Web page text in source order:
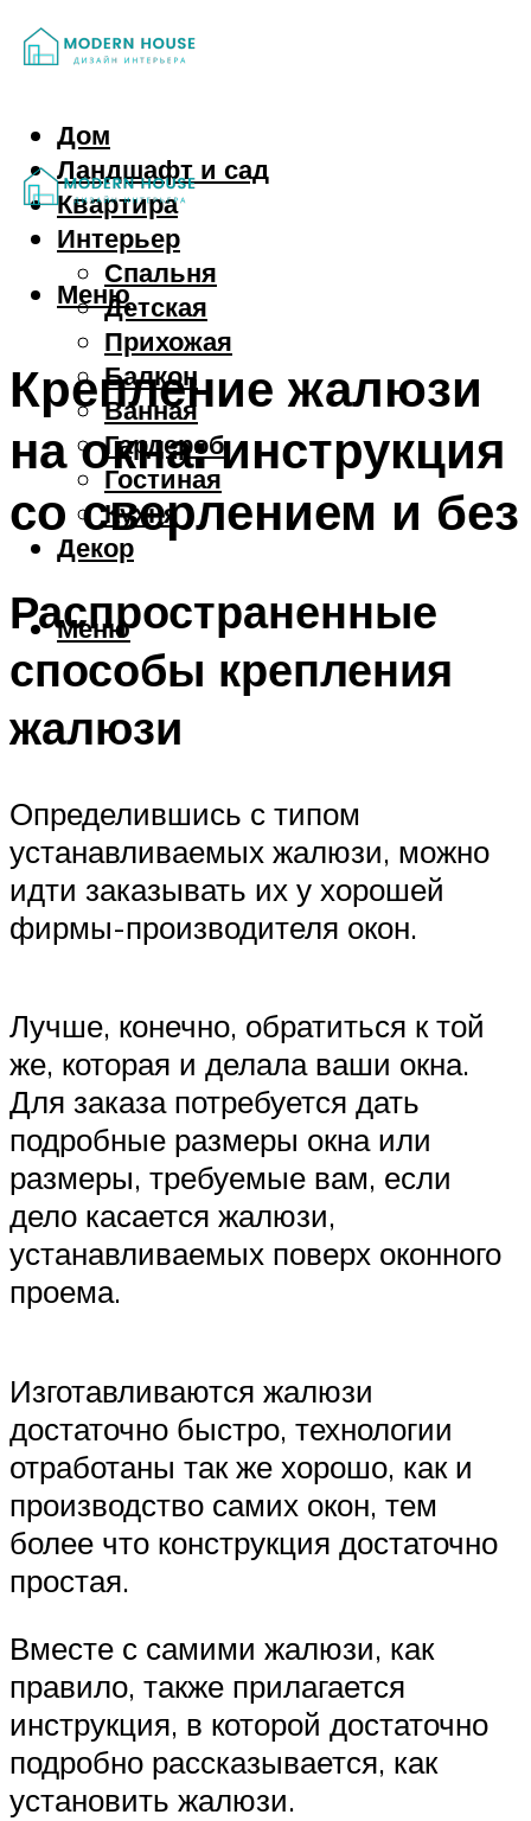
Дом
Ландшафт и сад
Квартира
Интерьер
Спальня
Детская
Прихожая
Балкон
Ванная
Гардероб
Гостиная
Кухня
Декор
Меню
Меню
Крепление жалюзи
на окна: инструкция
со сверлением и без
Распространенные
способы крепления
жалюзи
Определившись с типом
устанавливаемых жалюзи, можно
идти заказывать их у хорошей
фирмы-производителя окон.
Лучше, конечно, обратиться к той
же, которая и делала ваши окна.
Для заказа потребуется дать
подробные размеры окна или
размеры, требуемые вам, если
дело касается жалюзи,
устанавливаемых поверх оконного
проема.
Изготавливаются жалюзи
достаточно быстро, технологии
отработаны так же хорошо, как и
производство самих окон, тем
более что конструкция достаточно
простая.
Вместе с самими жалюзи, как
правило, также прилагается
инструкция, в которой достаточно
подробно рассказывается, как
установить жалюзи.